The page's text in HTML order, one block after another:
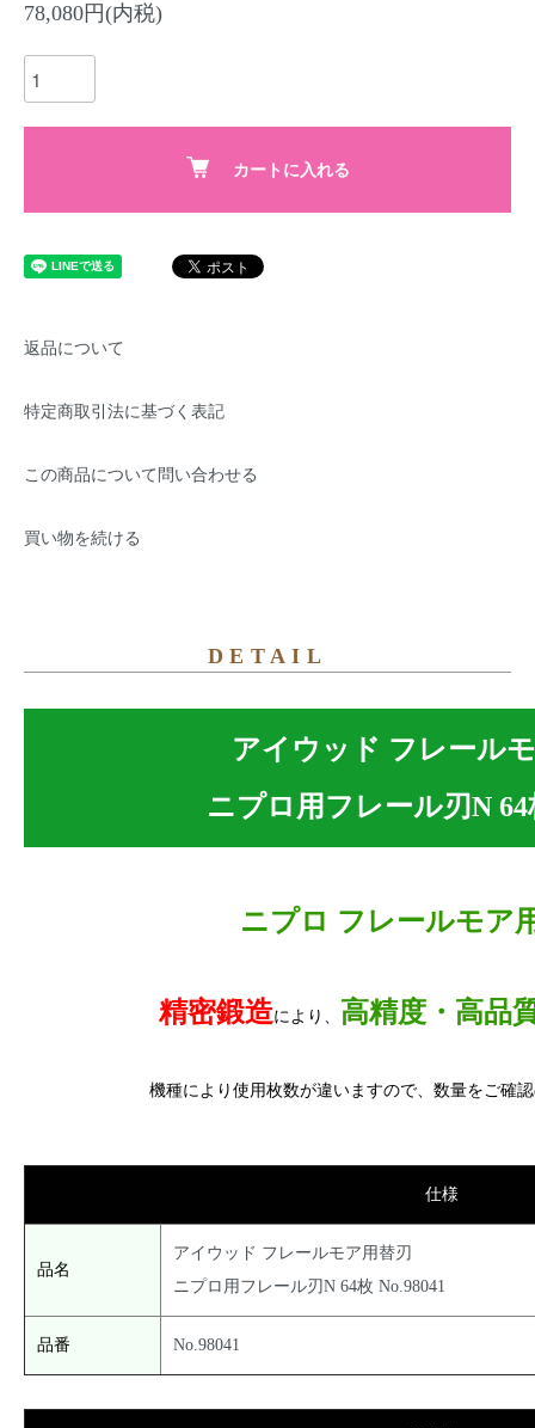
78,080円(内税)
カートに入れる
返品について
特定商取引法に基づく表記
この商品について問い合わせる
買い物を続ける
DETAIL
アイウッド フレール
ニプロ用フレール刃N 64
ニプロ フレールモア
精密鍛造により、 高精度・高品
機種により使用枚数が違いますので、数量をご確
仕様
品名
アイウッド フレールモア用替刃
ニプロ用フレール刃N 64枚 No.98041
品番 No.98041